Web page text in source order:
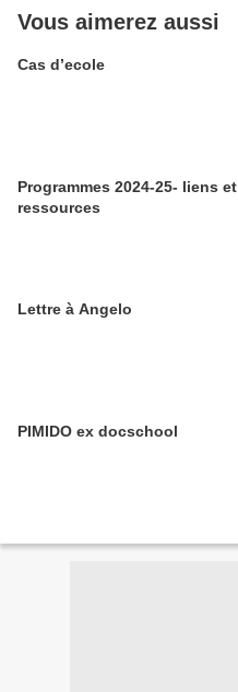
Vous aimerez aussi
Cas d’ecole
Programmes 2024-25- liens et
ressources
Lettre à Angelo
PIMIDO ex docschool